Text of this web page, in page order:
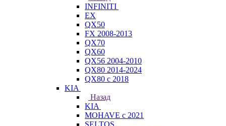
INFINITI
EX
QX50
FX 2008-2013
QX70
QX60
QX56 2004-2010
QX80 2014-2024
QX80 c 2018
KIA
Назад
KIA
MOHAVE с 2021
SELTOS